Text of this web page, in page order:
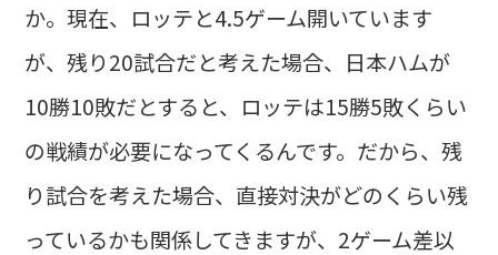
か。現在、ロッテと4.5ゲーム開いています
が、残り20試合だと考えた場合、日本ハムが
10勝10敗だとすると、ロッテは15勝5敗くらい
の戦績が必要になってくるんです。だから、残
り試合を考えた場合、直接対決がどのくらい残
っているかも関係してきますが、2ゲーム差以